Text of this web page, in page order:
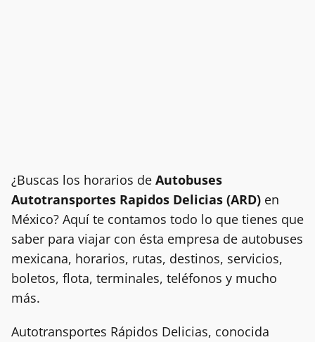
¿Buscas los horarios de Autobuses
Autotransportes Rapidos Delicias (ARD) en
México? Aquí te contamos todo lo que tienes que
saber para viajar con ésta empresa de autobuses
mexicana, horarios, rutas, destinos, servicios,
boletos, flota, terminales, teléfonos y mucho
más.
Autotransportes Rápidos Delicias, conocida